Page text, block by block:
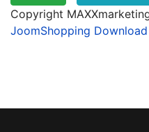
Copyright
JoomShopping